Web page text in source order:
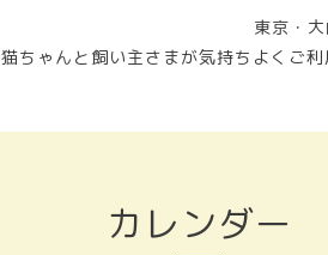
東京・
猫ちゃんと飼い主さまが気持ちよくご
カレンダー